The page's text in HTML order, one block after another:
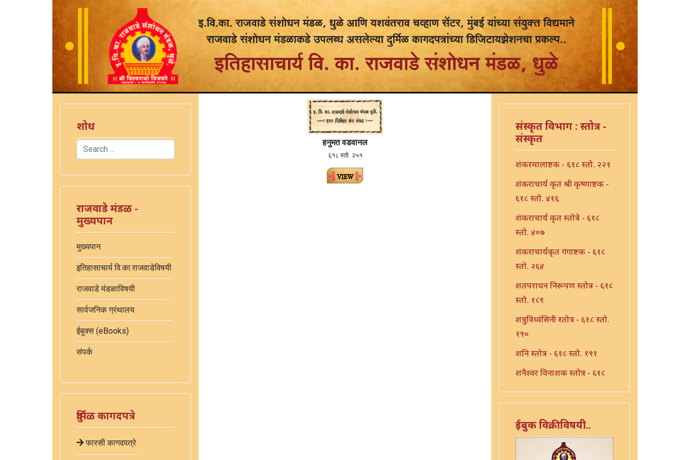
शोध
Search
राजवाडे मंडळ -
मुख्यपान
मुख्यपान
इतिहासाचार्य वि.का.राजवाडेविषयी
राजवाडे मंडळाविषयी
सार्वजनिक ग्रंथालय
ईबुक्स (eBooks)
संपर्क
दुर्मिळ कागदपत्रे
फारसी कागदपत्रे
हनुमत वडवानल
६१८ स्तो. २५१
संस्कृत विभाग : स्तोत्र -
संस्कृत
शंकरमालाष्टक - ६१८ स्तो. २२१
शंकराचार्य कृत श्री कृष्णाष्टक -
६१८ स्तो. ४१६
शंकराचार्य कृत स्तोत्रे - ६१८
स्तो. ४०७
शंकराचार्यकृत गंगाष्टक - ६१८
स्तो. २६४
शतपराधन निरूपण स्तोत्र - ६१८
स्तो. १८९
शत्रुविध्वंसिनी स्तोत्र - ६१८ स्तो.
१९०
शनि स्तोत्र - ६१८ स्तो. १९१
शनैश्वर विनाशक स्तोत्र - ६१८
शनैश्वर स्तोत्र - ६१८ स्तो. १९२
शाळग्राम स्तोत्र - ६१८ स्तो. १९५
शितला स्तोत्र - ६१८ स्तो. २२०
ईबुक विक्रीविषयी..